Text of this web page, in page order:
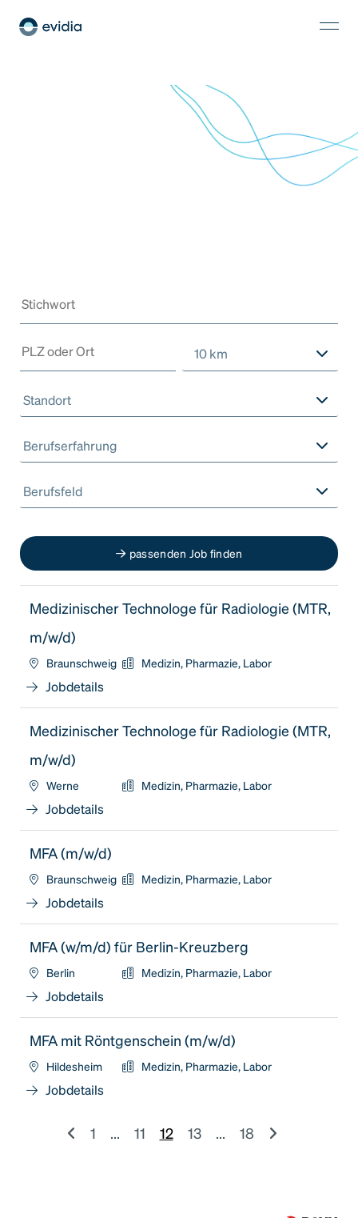
10 km
Standort
Berufserfahrung
Berufsfeld
passenden Job finden
Medizinischer Technologe für Radiologie (MTR,
m/w/d)
Braunschweig Medizin, Pharmazie, Labor
Jobdetails
Medizinischer Technologe für Radiologie (MTR,
m/w/d)
Werne Medizin, Pharmazie, Labor
Jobdetails
MFA (m/w/d)
Braunschweig Medizin, Pharmazie, Labor
Jobdetails
MFA (w/m/d) für Berlin-Kreuzberg
Berlin Medizin, Pharmazie, Labor
Jobdetails
MFA mit Röntgenschein (m/w/d)
Hildesheim Medizin, Pharmazie, Labor
Jobdetails
1 ... 11 12 13 ... 18